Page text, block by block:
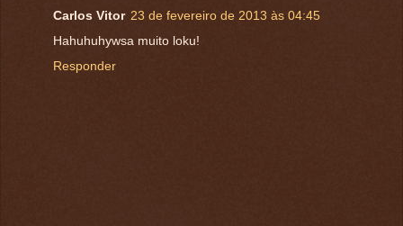
Carlos Vitor 23 de fevereiro de 2013 às 04:45
Hahuhuhywsa muito loku!
Responder